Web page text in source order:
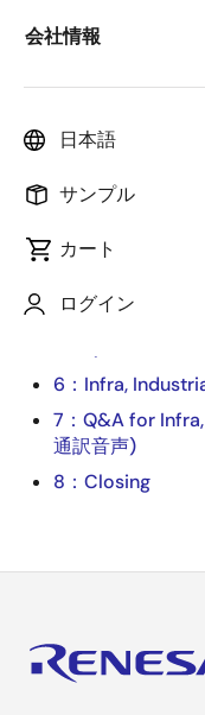
会社情報
日本語
サンプル
カート
ログイン
ルネサスは2020年2
プレゼンテ
1：Corporate
2：Finance
4：Automotive
6：Infra,
7：Q&A for
通訳音声)
8：Closing